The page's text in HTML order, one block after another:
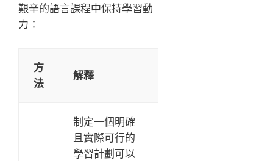
艱辛的語言課程中保持學習動
力：
方
法
解釋
制定一個明確
且實際可行的
學習計劃可以